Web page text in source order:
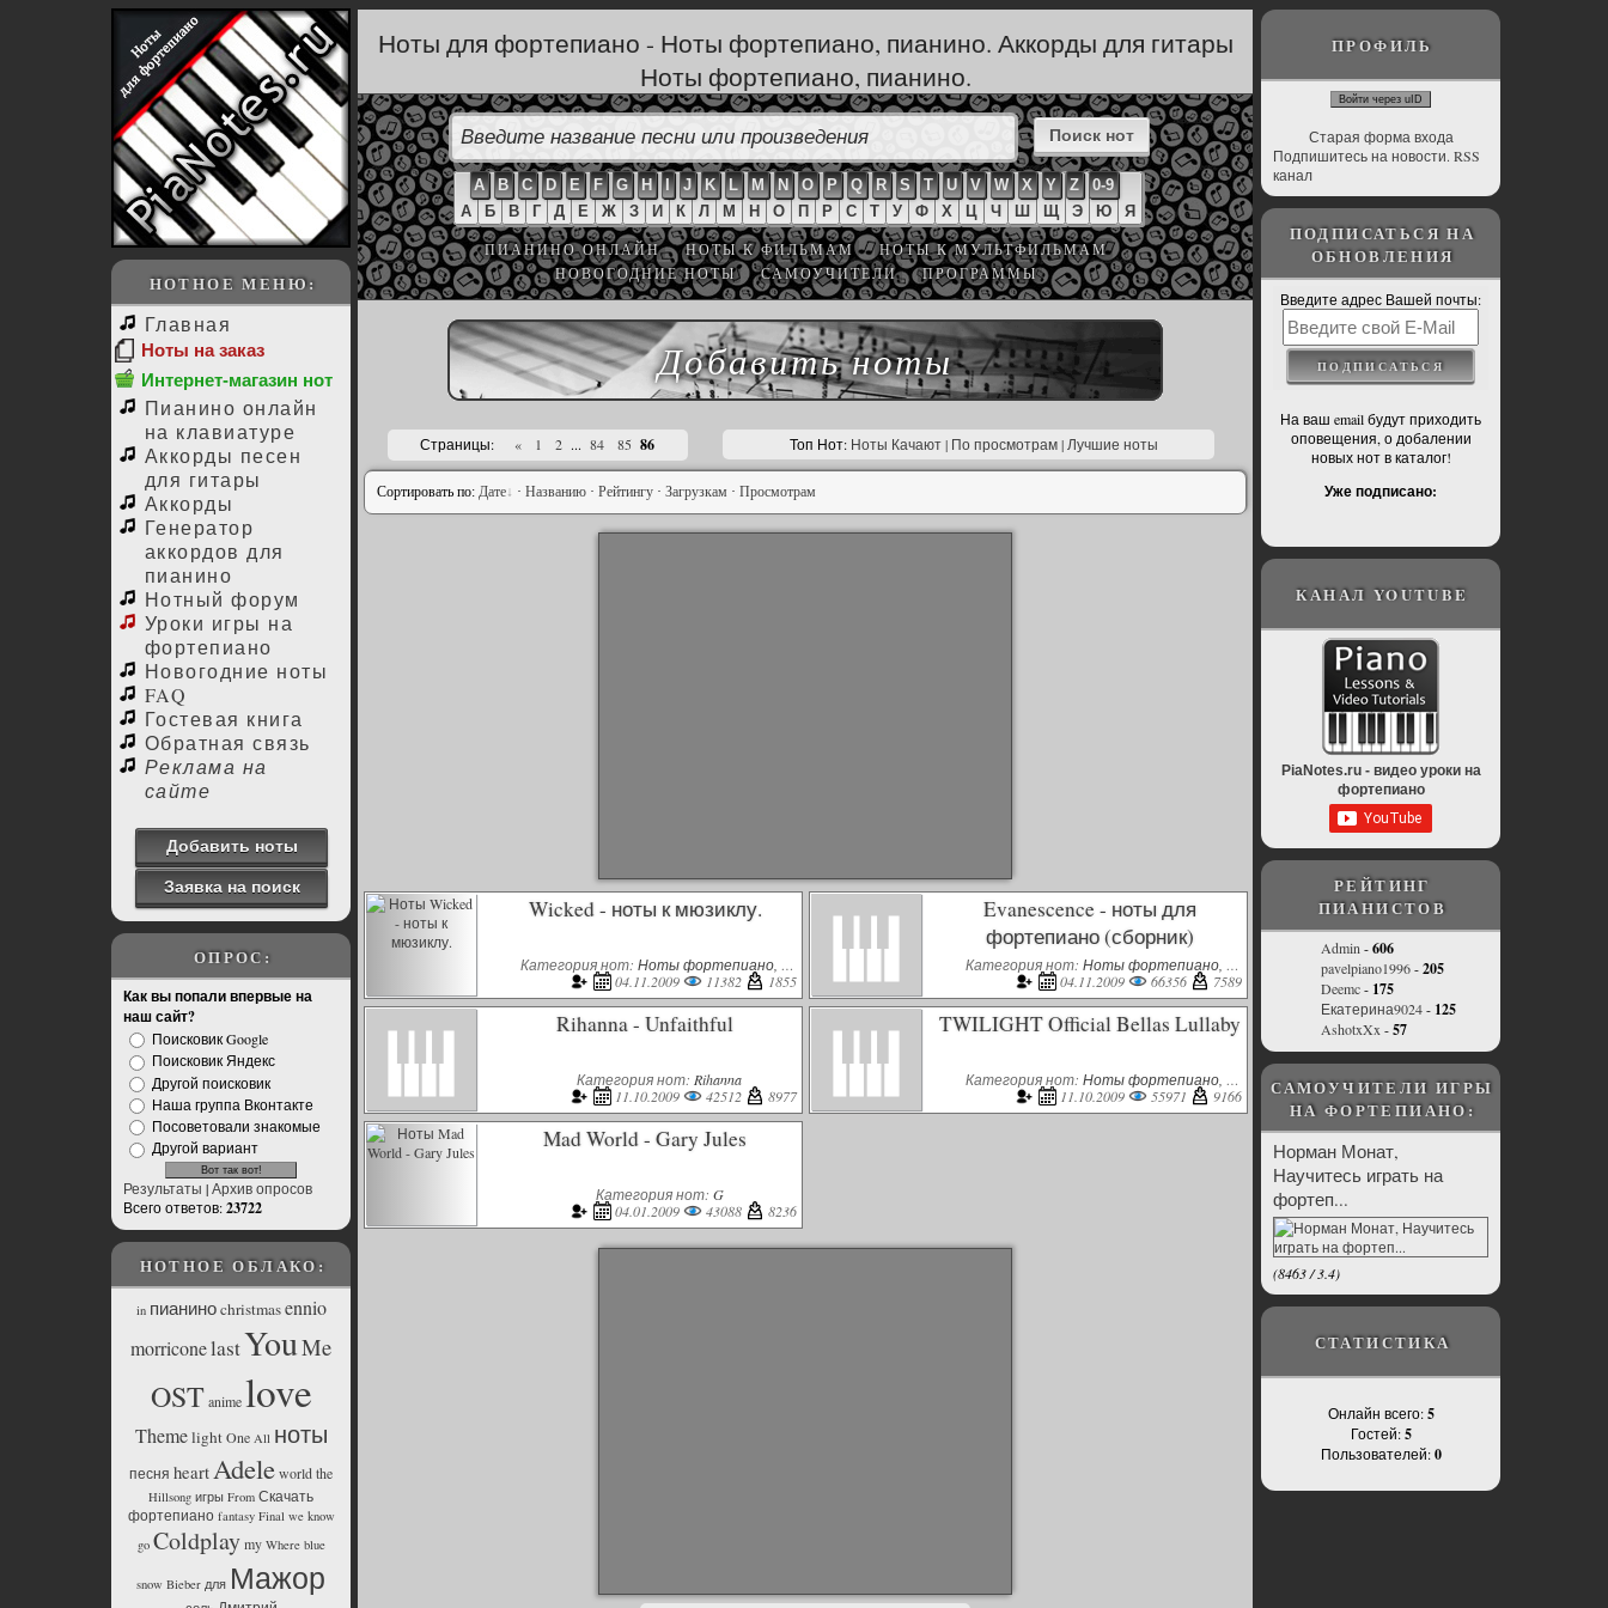
Ноты для фортепиано - Ноты фортепиано, пианино. Аккорды для гитары
Ноты фортепиано, пианино.
A B C D E F G H I J K L M N O P Q R S T U V W X Y Z
0-9
А
Б В Г Д Е Ж З И К Л М Н О П Р С Т У Ф Х Ц Ч Ш Щ Э Ю Я
ПИАНИНО ОНЛАЙН НОТЫ К ФИЛЬМАМ
НОТЫ К МУЛЬТФИЛЬМАМ
НОВОГОДНИЕ НОТЫ
САМОУЧИТЕЛИ ПРОГРАММЫ
Добавить ноты
Страницы: « 1 2 ... 84 85 86 Топ Нот: Ноты Качают| По просмотрам| Лучшие ноты
Сортировать по: Дате · Названию · Рейтингу · Загрузкам · Просмотрам
Wicked - ноты к мюзиклу.
Категория нот: Ноты фортепиано, пианино
04.11.2009
11382 1855
Evanescence - ноты для
фортепиано (сборник)
Категория нот: Ноты фортепиано, пианино
04.11.2009
66356 7589
Rihanna - Unfaithful
Категория нот: Rihanna
11.10.2009
42512 8977
TWILIGHT Official Bellas Lullaby
Категория нот: Ноты фортепиано, пианино
11.10.2009
55971 9166
Mad World - Gary Jules
Категория нот: G
04.01.2009
43088 8236
НОТНОЕ МЕНЮ:
Главная
Ноты на заказ
Интернет-магазин нот
Пианино онлайн
на клавиатуре
Аккорды песен
для гитары
Аккорды
Генератор
аккордов для
пианино
Нотный форум
Уроки игры на
фортепиано
Новогодние ноты
FAQ
Гостевая книга
Обратная связь
Реклама на
сайте
Добавить ноты
Заявка на поиск
ОПРОС:
Как вы попали впервые на
наш сайт?
Поисковик Google
Поисковик Яндекс
Другой поисковик
Наша группа Вконтакте
Посоветовали знакомые
Другой вариант
Результаты |Архив опросов
Всего ответов:23722
НОТНОЕ ОБЛАКО:
in пианиноchristmasennio
morriconelastYouMe
OST anime love
Themelight One All ноты
песня heartAdeleworldthe
Hillsong игры From Скачать
фортепиано fantasy Final we know
go Coldplay my Where blue
snow Bieber для Мажор
ПРОФИЛЬ
Войти через uID
Старая форма входа
Подпишитесь на новости. RSS
канал
ПОДПИСАТЬСЯ НА
ОБНОВЛЕНИЯ
Введите адрес Вашей почты:
На ваш email будут приходить
оповещения, о добалении
новых нот в каталог!
Уже подписано:
КАНАЛ YOUTUBE
PiaNotes.ru - видео уроки на
фортепиано
РЕЙТИНГ
ПИАНИСТОВ
Admin -606
pavelpiano1996-205
Deemc- 175
Екатерина9024- 125
AshotxXx -57
САМОУЧИТЕЛИ ИГРЫ
НА ФОРТЕПИАНО:
Норман Монат,
Научитесь играть на
фортеп...
(8463/3.4)
СТАТИСТИКА
Онлайн всего:5
Гостей:5
Пользователей:0